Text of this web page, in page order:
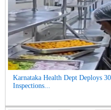
Karnataka Health Dept Deploys
Inspections...